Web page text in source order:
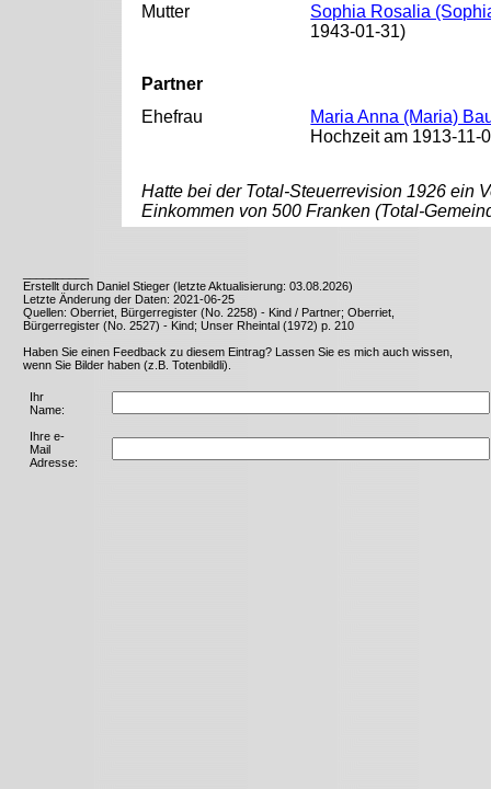
Mutter
Sophia Rosalia
1943-01-31)
Partner
Ehefrau
Maria Anna (Maria)
Hochzeit am 1913-11-
Hatte bei der Total-Steuerrevision 1926 ein
Einkommen von 500 Franken (Total-
Erstellt durch Daniel Stieger (letzte Aktualisierung: 03.08.2026)
Letzte Änderung der Daten: 2021-06-25
Quellen: Oberriet, Bürgerregister (No. 2258) - Kind / Partner; Oberriet,
Bürgerregister (No. 2527) - Kind; Unser Rheintal (1972) p. 210
Haben Sie einen Feedback zu diesem Eintrag? Lassen Sie es mich auch wissen,
wenn Sie Bilder haben (z.B. Totenbildli).
Ihr
Name:
Ihre e-
Mail
Adresse: